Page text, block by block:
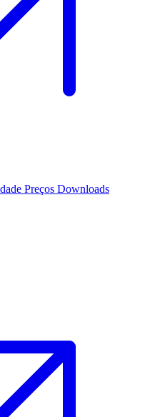
Preços Downloads